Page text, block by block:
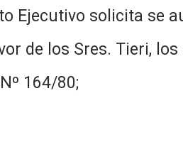
Ejecutivo solicita se
de los Sres. Tieri,
164/80;